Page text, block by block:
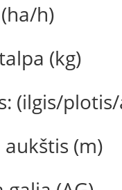
h)
(kg)
(ilgis/
(m)